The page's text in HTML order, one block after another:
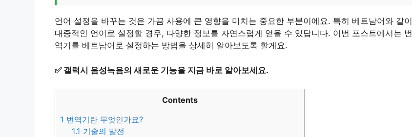
언어 설정을 바꾸는 것은 가끔 사용에 큰 영향을 미치는 중요한 부분이에요. 특히 베트남어와 같이
대중적인 언어로 설정할 경우, 다양한 정보를 자연스럽게 얻을 수 있답니다. 이번 포스트에서는 번
역기를 베트남어로 설정하는 방법을 상세히 알아보도록 할게요.
✅ 갤럭시 음성녹음의 새로운 기능을 지금 바로 알아보세요.
Contents
1 번역기란 무엇인가요?
1.1 기술의 발전